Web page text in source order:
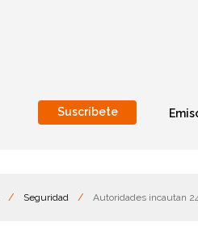
Suscríbete
/ Seguridad / Autoridades incautan